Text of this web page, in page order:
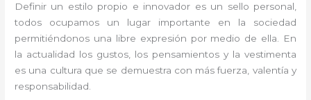
Definir un estilo propio e innovador es un sello personal,
todos ocupamos un lugar importante en la sociedad
permitiéndonos una libre expresión por medio de ella. En
la actualidad los gustos, los pensamientos y la vestimenta
es una cultura que se demuestra con más fuerza, valentía y
responsabilidad.